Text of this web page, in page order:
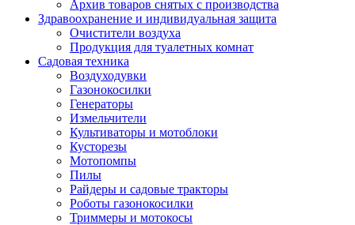
Архив товаров снятых с производства
Здравоохранение и индивидуальная защита
Очистители воздуха
Продукция для туалетных комнат
Садовая техника
Воздуходувки
Газонокосилки
Генераторы
Измельчители
Культиваторы и мотоблоки
Кусторезы
Мотопомпы
Пилы
Райдеры и садовые тракторы
Роботы газонокосилки
Триммеры и мотокосы